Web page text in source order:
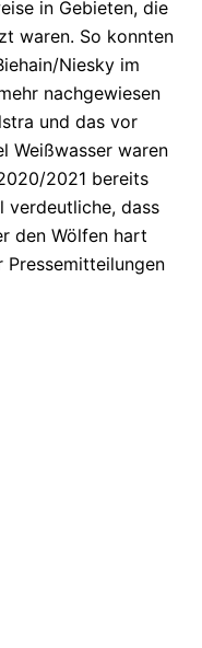
in Gebieten, die
waren. So konnten
Niesky im
nachgewiesen
und das vor
Weißwasser waren
2021 bereits
verdeutliche, dass
den Wölfen hart
Pressemitteilungen